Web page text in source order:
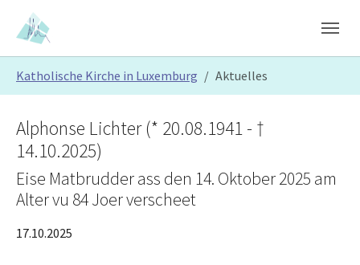
Skip to main content
Skip to page footer
Katholische Kirche in Luxemburg Aktuelles
Alphonse Lichter (* 20.08.1941 - †
14.10.2025)
Eise Matbrudder ass den 14. Oktober 2025 am
Alter vu 84 Joer verscheet
17.10.2025